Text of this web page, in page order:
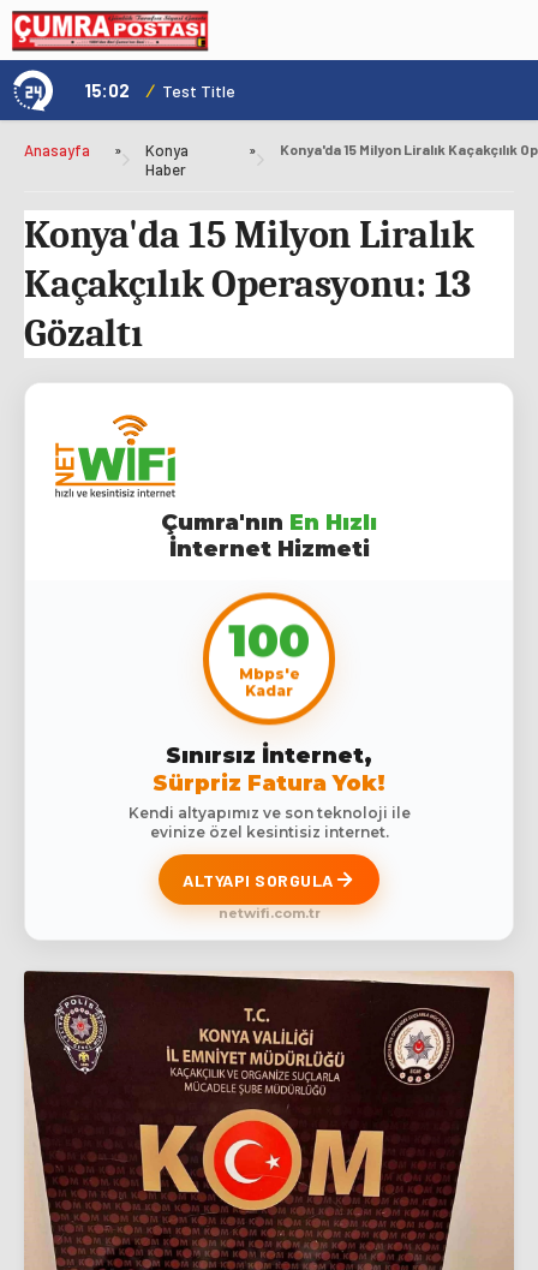
15:02 / Test Title
Anasayfa »
Konya
Haber
»
Konya'da 15 Milyon Liralık
Kaçakçılık Operasyonu: 13
Gözaltı
Çumra'nın En Hızlı
İnternet Hizmeti
100
Mbps'e
Kadar
Sınırsız İnternet,
Sürpriz Fatura Yok!
Kendi altyapımız ve son teknoloji ile
evinize özel kesintisiz internet.
ALTYAPI SORGULA
netwifi.com.tr